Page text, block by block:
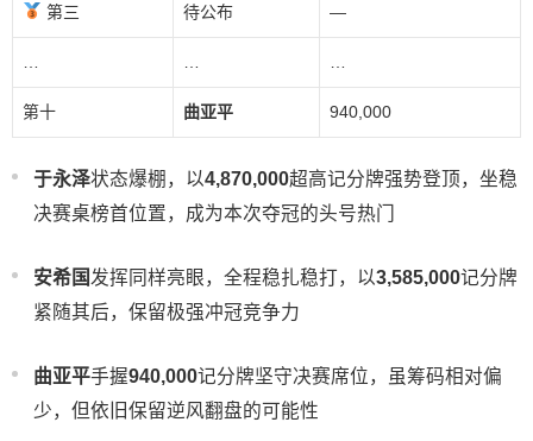
第三 待公布 —
第十 曲亚平 940,000
于永泽状态爆棚，以4,870,000超高记分牌强势登顶，坐稳
决赛桌榜首位置，成为本次夺冠的头号热门
安希国 发挥同样亮眼，全程稳扎稳打，以3,585,000记分牌
紧随其后，保留极强冲冠竞争力
曲亚平手握940,000记分牌坚守决赛席位，虽筹码相对偏
少，但依旧保留逆风翻盘的可能性